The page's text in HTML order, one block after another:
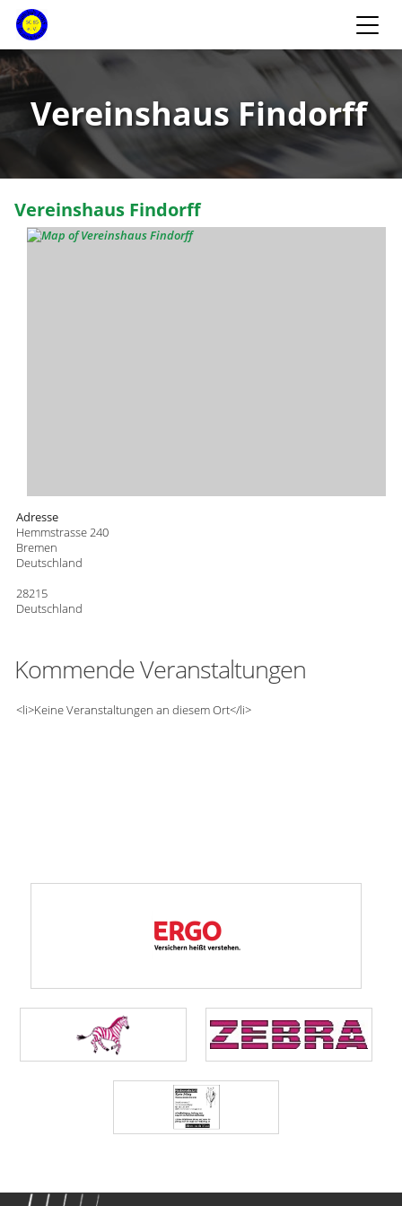
Vereinshaus Findorff
Vereinshaus Findorff
Adresse
Hemmstrasse 240
Bremen
Deutschland
28215
Deutschland
Kommende Veranstaltungen
<li>Keine Veranstaltungen an diesem Ort</li>